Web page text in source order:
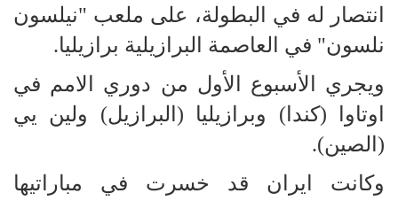
انتصار له في البطولة، على ملعب "نيلسون
نلسون" في العاصمة البرازيلية برازيليا.
ويجري الأسبوع الأول من دوري الامم في
اوتاوا (كندا) وبرازيليا (البرازيل) ولين يي
(الصين).
وكانت ايران قد خسرت في مباراتيها